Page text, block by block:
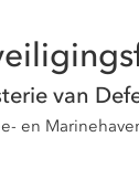
van
en